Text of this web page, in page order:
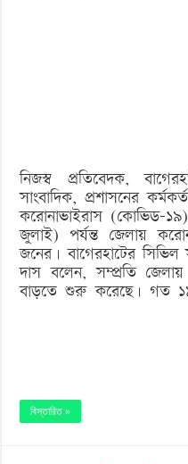
নিজস্ব প্রতিবেদক,
সাংবাদিক, প্রশাসনের
করোনাভাইরাস (কোভিড-
জুলাই) পর্যন্ত জেলায়
জনের। বাগেরহাটের সিভিল
দাস বলেন, সম্প্রতি জেলায়
বাড়তে শুরু করেছে। গত
বিস্তারিত »